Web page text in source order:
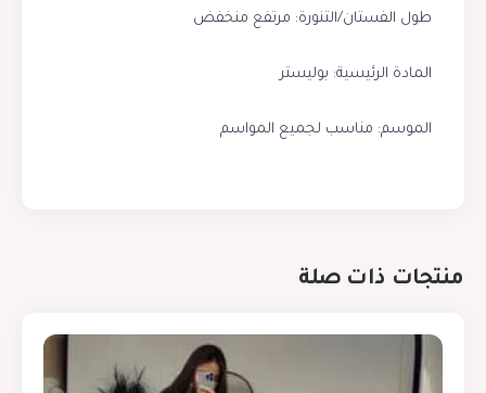
طول الفستان/التنورة: مرتفع منخفض
المادة الرئيسية: بوليستر
الموسم: مناسب لجميع المواسم
منتجات ذات صلة